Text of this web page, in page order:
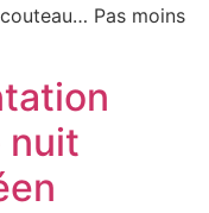
Pas moins
nuit